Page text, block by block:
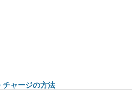
チャージの方法